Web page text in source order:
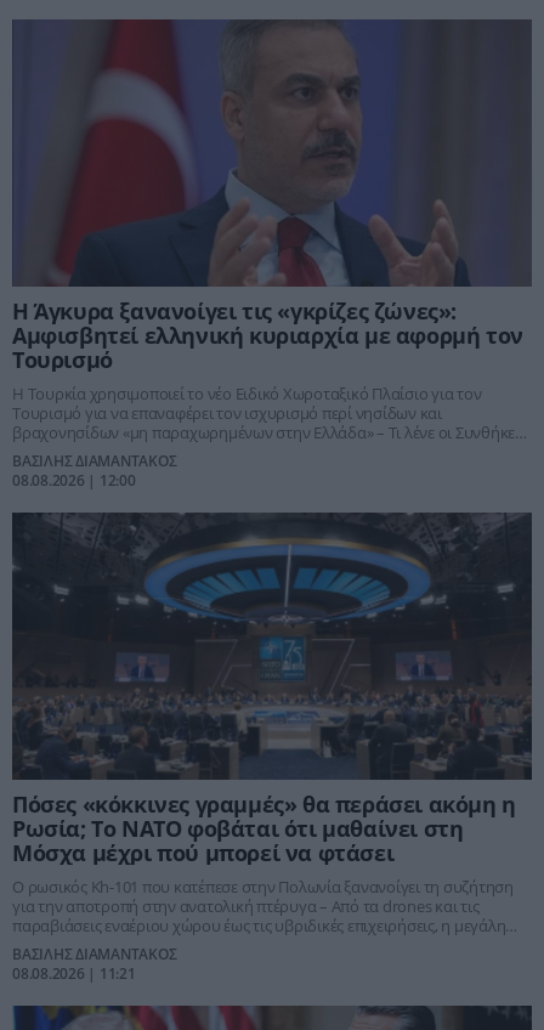
Η Άγκυρα ξανανοίγει τις «γκρίζες ζώνες»:
Αμφισβητεί ελληνική κυριαρχία με αφορμή τον
Τουρισμό
Η Τουρκία χρησιμοποιεί το νέο Ειδικό Χωροταξικό Πλαίσιο για τον
Τουρισμό για να επαναφέρει τον ισχυρισμό περί νησίδων και
βραχονησίδων «μη παραχωρημένων στην Ελλάδα» – Τι λένε οι Συνθήκες,
γιατί η κίνηση ξεπερνά το περιβάλλον και πώς συνδέεται με τη
στρατηγική της “Γαλάζιας Πατρίδας”
ΒΑΣΙΛΗΣ ΔΙΑΜΑΝΤΑΚΟΣ
08.08.2026 | 12:00
Πόσες «κόκκινες γραμμές» θα περάσει ακόμη η
Ρωσία; Το ΝΑΤΟ φοβάται ότι μαθαίνει στη
Μόσχα μέχρι πού μπορεί να φτάσει
Ο ρωσικός Kh-101 που κατέπεσε στην Πολωνία ξανανοίγει τη συζήτηση
για την αποτροπή στην ανατολική πτέρυγα – Από τα drones και τις
παραβιάσεις εναέριου χώρου έως τις υβριδικές επιχειρήσεις, η μεγάλη
ανησυχία είναι αν η Μόσχα “χαρτογραφεί” το πραγματικό όριο
αντίδρασης της Συμμαχίας
ΒΑΣΙΛΗΣ ΔΙΑΜΑΝΤΑΚΟΣ
08.08.2026 | 11:21